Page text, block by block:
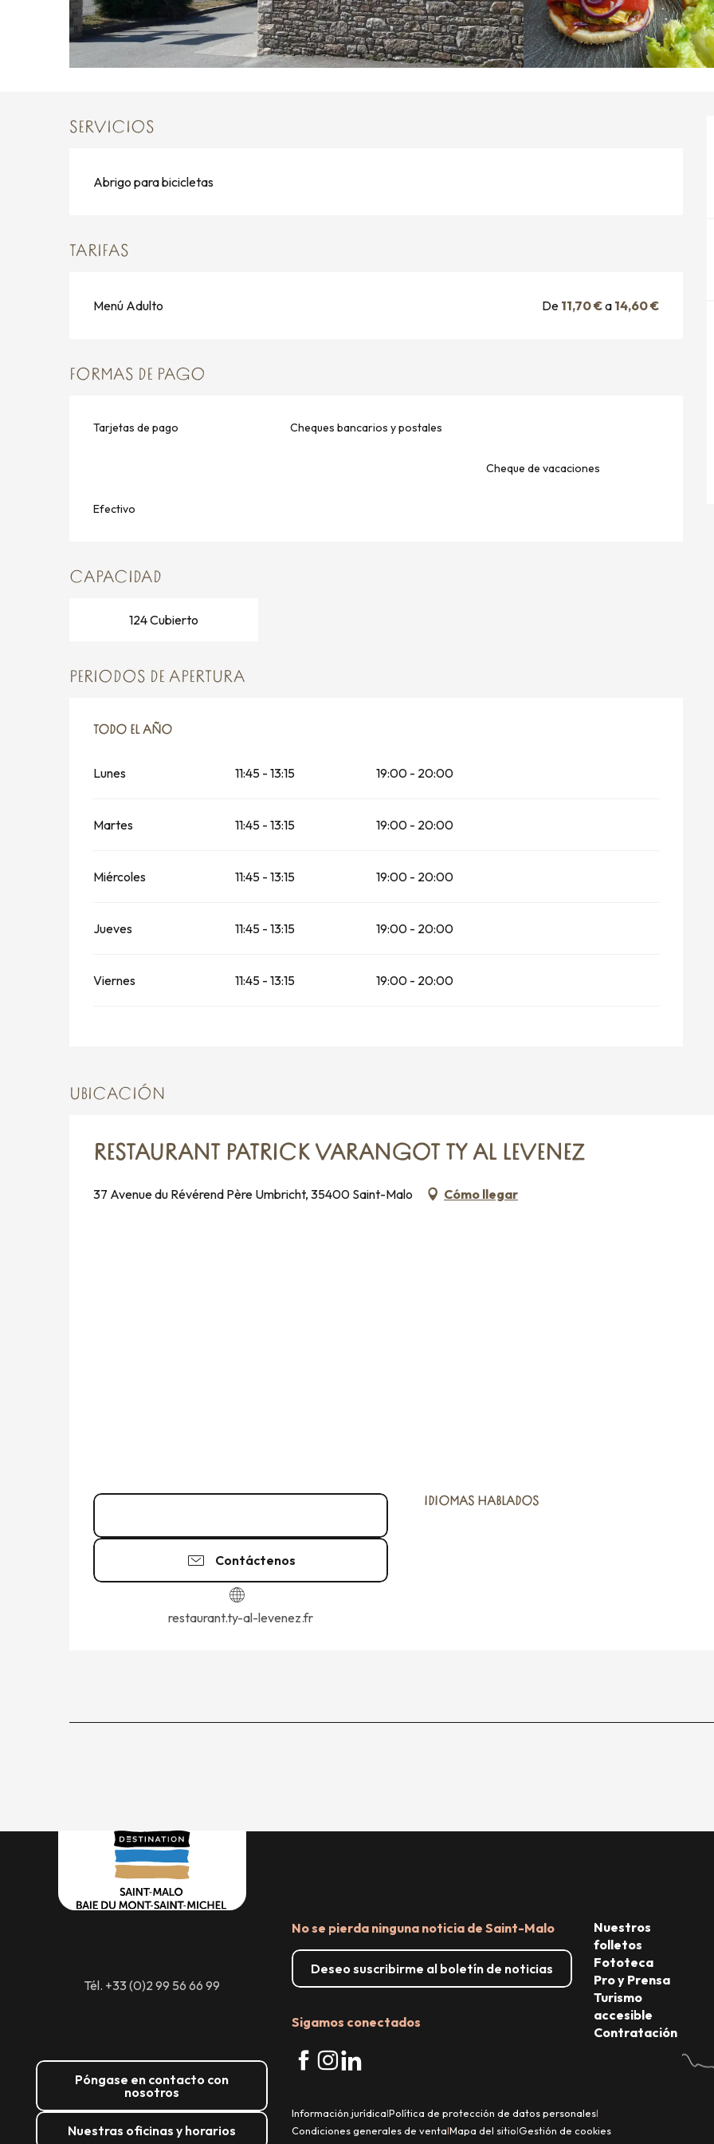
SERVICIOS
Abrigo para bicicletas
TARIFAS
Menú Adulto De 11,70 €a 14,60 €
FORMAS DE PAGO
Tarjetas de pago Cheques bancarios y postales
Cheque de vacaciones
Efectivo
CAPACIDAD
124 Cubierto
PERIODOS DE APERTURA
TODO EL AÑO
TODO EL AÑO
Lunes 11:45 - 13:15 19:00 - 20:00
Martes 11:45 - 13:15 19:00 - 20:00
Miércoles 11:45 - 13:15 19:00 - 20:00
Jueves 11:45 - 13:15 19:00 - 20:00
Viernes 11:45 - 13:15 19:00 - 20:00
UBICACIÓN
RESTAURANT PATRICK VARANGOT TY AL LEVENEZ
37 Avenue du Révérend Père Umbricht, 35400 Saint-Malo Cómo llegar
Contáctenos
restaurant.ty-al-levenez.fr
IDIOMAS HABLADOS
IDIOMAS HABLADOS
Tél. +33 (0)2 99 56 66 99
Póngase en contacto con
nosotros
Nuestras oficinas y horarios
No se pierda ninguna noticia de Saint-Malo
Deseo suscribirme al boletín de noticias
Sigamos conectados
Nuestros
folletos
Fototeca
Pro y Prensa
Turismo
accesible
Contratación
Información jurídica|Política de protección de datos personales|
Condiciones generales de venta|Mapa del sitio|Gestión de cookies